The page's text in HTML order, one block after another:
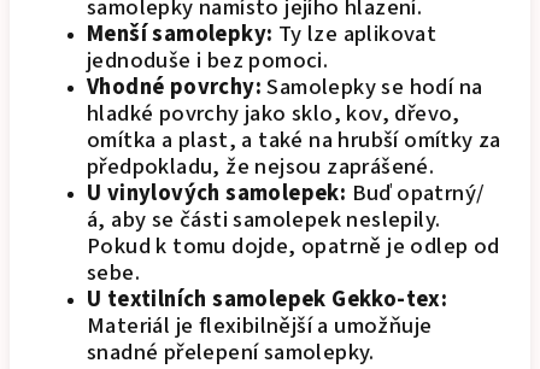
samolepky namísto jejího hlazení.
Menší samolepky: Ty lze aplikovat
jednoduše i bez pomoci.
Vhodné povrchy:Samolepky se hodí na
hladké povrchy jako sklo, kov, dřevo,
omítka a plast, a také na hrubší omítky za
předpokladu, že nejsou zaprášené.
U vinylových samolepek: Buď opatrný/
á, aby se části samolepek neslepily.
Pokud k tomu dojde, opatrně je odlep od
sebe.
U textilních samolepek Gekko-tex:
Materiál je flexibilnější a umožňuje
snadné přelepení samolepky.